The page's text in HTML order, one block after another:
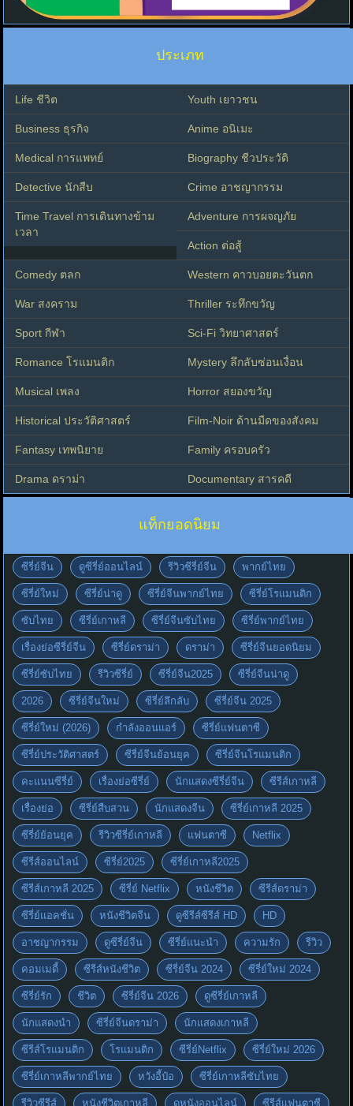
ประเภท
Life ชีวิต Youth เยาวชน
Business ธุรกิจ Anime อนิเมะ
Medical การแพทย์ Biography ชีวประวัติ
Detective นักสืบ Crime อาชญากรรม
Time Travel การเดินทางข้าม
เวลา
Adventure การผจญภัย
Action ต่อสู้
Comedy ตลก Western คาวบอยตะวันตก
War สงคราม Thriller ระทึกขวัญ
Sport กีฬา Sci-Fi วิทยาศาสตร์
Romance โรแมนติก Mystery ลึกลับซ่อนเงื่อน
Musical เพลง Horror สยองขวัญ
Historical ประวัติศาสตร์ Film-Noir ด้านมืดของสังคม
Fantasy เทพนิยาย Family ครอบครัว
Drama ดราม่า Documentary สารคดี
แท็กยอดนิยม
ซีรี่ย์จีน ดูซีรี่ย์ออนไลน์ รีวิวซีรี่ย์จีน พากย์ไทย
ซีรี่ย์ใหม่ ซีรี่ย์น่าดู ซีรี่ย์จีนพากย์ไทย ซีรี่ย์โรแมนติก
ซับไทย ซีรี่ย์เกาหลี ซีรี่ย์จีนซับไทย ซีรี่ย์พากย์ไทย
เรื่องย่อซีรี่ย์จีน ซีรี่ย์ดราม่า ดราม่า ซีรี่ย์จีนยอดนิยม
ซีรี่ย์ซับไทย รีวิวซีรี่ย์ ซีรี่ย์จีน2025 ซีรี่ย์จีนน่าดู
2026 ซีรี่ย์จีนใหม่ ซีรี่ย์ลึกลับ ซีรี่ย์จีน 2025
ซีรี่ย์ใหม่ (2026) กำลังออนแอร์ ซีรี่ย์แฟนตาซี
ซีรี่ย์ประวัติศาสตร์ ซีรี่ย์จีนย้อนยุค ซีรี่ย์จีนโรแมนติก
คะแนนซีรี่ย์ เรื่องย่อซีรี่ย์ นักแสดงซีรี่ย์จีน ซีรีส์เกาหลี
เรื่องย่อ ซีรี่ย์สืบสวน นักแสดงจีน ซีรี่ย์เกาหลี 2025
ซีรี่ย์ย้อนยุค รีวิวซีรี่ย์เกาหลี แฟนตาซี Netflix
ซีรีส์ออนไลน์ ซีรี่ย์2025 ซีรี่ย์เกาหลี2025
ซีรีส์เกาหลี 2025 ซีรี่ย์ Netflix หนังชีวิต ซีรีส์ดราม่า
ซีรี่ย์แอคชั่น หนังชีวิตจีน ดูซีรีส์ซีรีส์ HD HD
อาชญากรรม ดูซีรี่ย์จีน ซีรี่ย์แนะนำ ความรัก รีวิว
คอมเมดี้ ซีรีส์หนังชีวิต ซีรี่ย์จีน 2024 ซีรี่ย์ใหม่ 2024
ซีรี่ย์รัก ชีวิต ซีรี่ย์จีน 2026 ดูซีรี่ย์เกาหลี
นักแสดงนำ ซีรี่ย์จีนดราม่า นักแสดงเกาหลี
ซีรีส์โรแมนติก โรแมนติก ซีรี่ย์Netflix ซีรี่ย์ใหม่ 2026
ซีรี่ย์เกาหลีพากย์ไทย หวังอี้ป๋อ ซีรี่ย์เกาหลีซับไทย
รีวิวซีรีส์ หนังชีวิตเกาหลี ดูหนังออนไลน์ ซีรีส์แฟนตาซี